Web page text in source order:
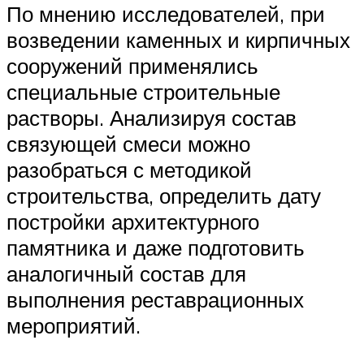
По мнению исследователей, при
возведении каменных и кирпичных
сооружений применялись
специальные строительные
растворы. Анализируя состав
связующей смеси можно
разобраться с методикой
строительства, определить дату
постройки архитектурного
памятника и даже подготовить
аналогичный состав для
выполнения реставрационных
мероприятий.